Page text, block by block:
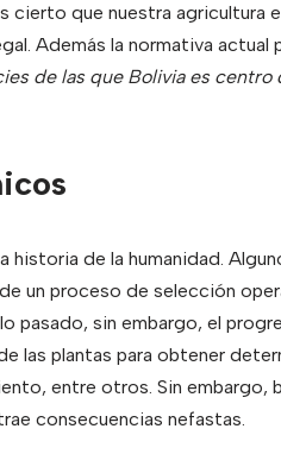
cierto que nuestra agricultura
Además la normativa actual
de las que Bolivia es centro
historia de la humanidad.
un proceso de selección
pasado, sin embargo, el
las plantas para obtener
entre otros. Sin embargo,
consecuencias nefastas.